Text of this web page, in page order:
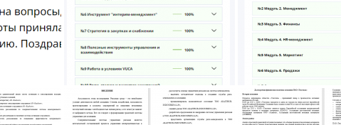
пишите в MAX или заполните форму выше.
Telegram и WhatsApp блокируют - сообщения могут не
в MAX Написать в Telegram Написать в WhatsApp